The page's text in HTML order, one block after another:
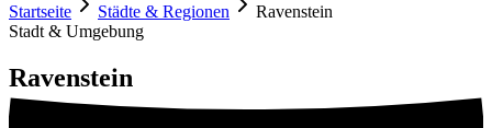
Startseite Städte & Regionen
Ravenstein
Stadt & Umgebung
Ravenstein